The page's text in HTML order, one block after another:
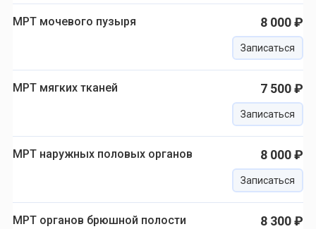
МРТ мочевого пузыря 8 000 ₽
Записаться
МРТ мягких тканей 7 500 ₽
Записаться
МРТ наружных половых органов 8 000 ₽
Записаться
МРТ органов брюшной полости 8 300 ₽